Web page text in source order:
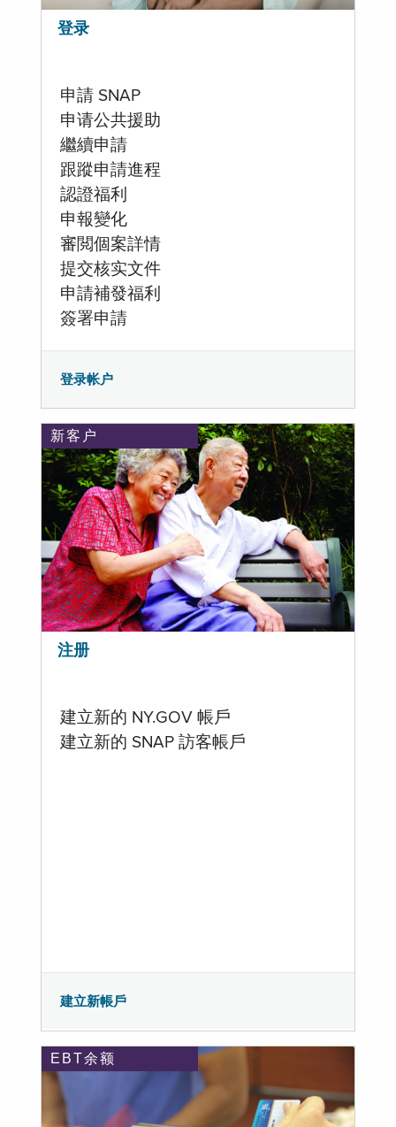
登录
申請 SNAP
申请公共援助
繼續申請
跟蹤申請進程
認證福利
申報變化
審閲個案詳情
提交核实文件
申請補發福利
簽署申請
登录帐户
新客户
注册
建立新的 NY.GOV 帳戶
建立新的 SNAP 訪客帳戶
建立新帳戶
EBT余额